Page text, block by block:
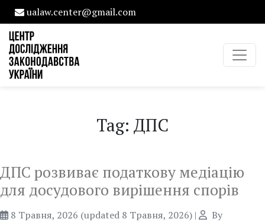
ualaw.center@gmail.com
Tag: ДПС
ДПС розвиває податкову медіацію
для досудового вирішення спорів
8 Травня, 2026 (updated 8 Травня, 2026) |
By